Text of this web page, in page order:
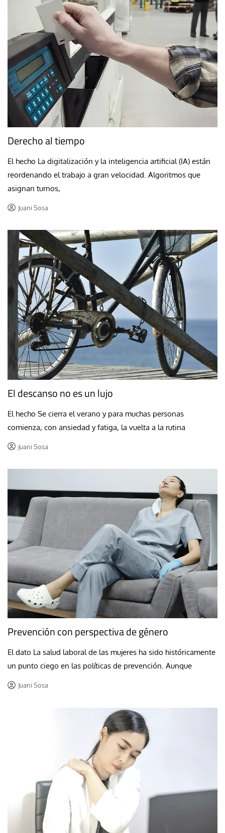
Derecho al tiempo
El hecho La digitalización y la inteligencia artificial (IA) están
reordenando el trabajo a gran velocidad. Algoritmos que
asignan turnos,
Juani Sosa
El descanso no es un lujo
El hecho Se cierra el verano y para muchas personas
comienza, con ansiedad y fatiga, la vuelta a la rutina
Juani Sosa
Prevención con perspectiva de género
El dato La salud laboral de las mujeres ha sido históricamente
un punto ciego en las políticas de prevención. Aunque
Juani Sosa